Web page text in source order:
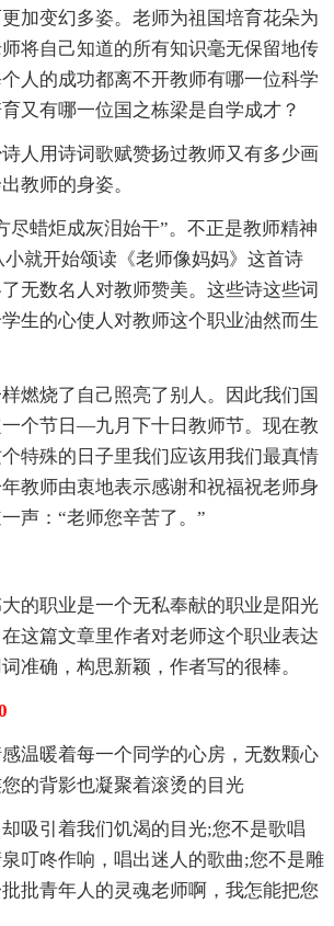
加变幻多姿。老师为祖国培育花朵为
将自己知道的所有知识毫无保留地传
人的成功都离不开教师有哪一位科学
又有哪一位国之栋梁是自学成才？
用诗词歌赋赞扬过教师又有多少画
教师的身姿。
蜡炬成灰泪始干”。不正是教师精神
就开始颂读《老师像妈妈》这首诗
无数名人对教师赞美。这些诗这些词
生的心使人对教师这个职业油然而生
烧了自己照亮了别人。因此我们国
个节日—九月下十日教师节。现在教
特殊的日子里我们应该用我们最真情
教师由衷地表示感谢和祝福祝老师身
声：“老师您辛苦了。”
职业是一个无私奉献的职业是阳光
这篇文章里作者对老师这个职业表达
准确，构思新颖，作者写的很棒。
暖着每一个同学的心房，无数颗心
的背影也凝聚着滚烫的目光
引着我们饥渴的目光;您不是歌唱
叮咚作响，唱出迷人的歌曲;您不是雕
批青年人的灵魂老师啊，我怎能把您